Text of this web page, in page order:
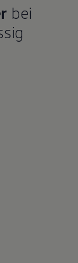
bei